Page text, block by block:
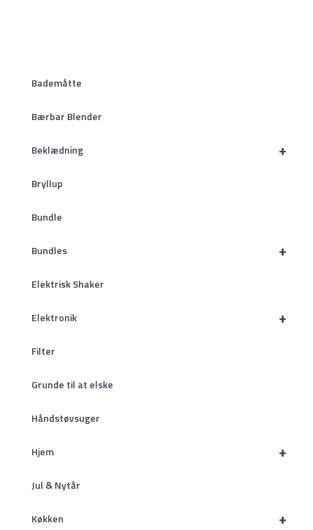
Bademåtte
Bærbar Blender
+
Beklædning
Bryllup
Bundle
+
Bundles
Elektrisk Shaker
+
Elektronik
Filter
Grunde til at elske
Håndstøvsuger
+
Hjem
Jul & Nytår
+
Køkken